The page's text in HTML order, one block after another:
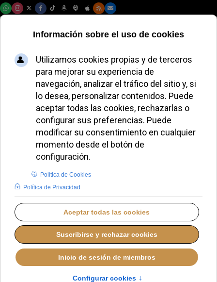
León XIV defiende
la libertad religiosa
como un pilar de
una sociedad justa
y reconciliada